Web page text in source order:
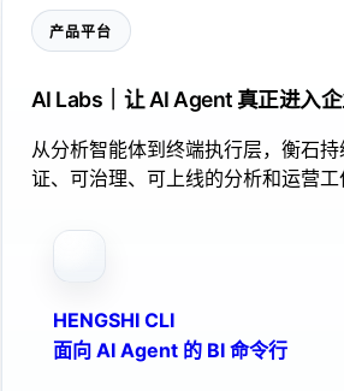
产品平台
AI Labs｜让 AI Agent 真正进入
从分析智能体到终端执行层，衡石
证、可治理、可上线的分析和运营工
HENGSHI CLI
面向 AI Agent 的 BI 命令行